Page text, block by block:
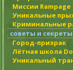
Миссии Rampage
Уникальные
Криминальные
советы и
Город-призрак
Лётная школа
Уникальный